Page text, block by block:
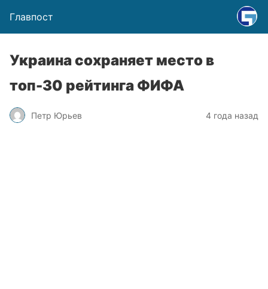
Главпост
Украина сохраняет место в
топ-30 рейтинга ФИФА
Петр Юрьев 4 года назад